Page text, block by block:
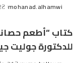
Posted
mohanad.alhamwi
2
كتاب “أطعم
للدكتورة جوليت